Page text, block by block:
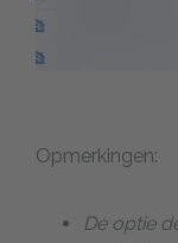
Opmerkingen:
De optie